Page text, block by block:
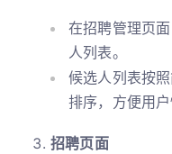
在招聘管理页
人列表。
候选人列表按
排序，方便用
招聘页面